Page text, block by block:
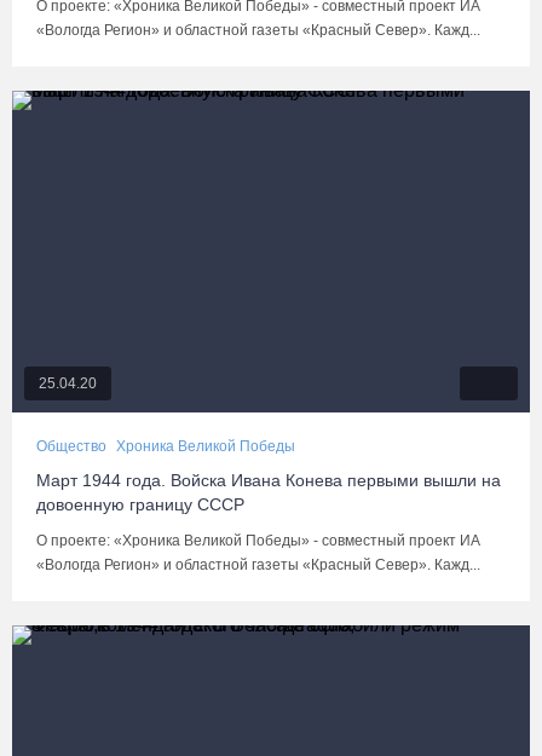
О проекте: «Хроника Великой Победы» - совместный проект ИА
«Вологда Регион» и областной газеты «Красный Север». Кажд...
25.04.20
Общество Хроника Великой Победы
Март 1944 года. Войска Ивана Конева первыми вышли на
довоенную границу СССР
О проекте: «Хроника Великой Победы» - совместный проект ИА
«Вологда Регион» и областной газеты «Красный Север». Кажд...